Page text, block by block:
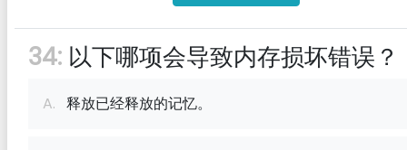
34: 以下哪项会导致内存损坏错误？
A. 释放已经释放的记忆。